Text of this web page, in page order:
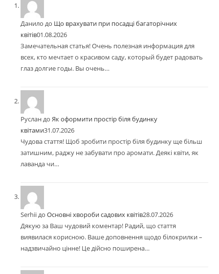
Данило до Що врахувати при посадці багаторічних
квітів01.08.2026
Замечательная статья! Очень полезная информация для
всех, кто мечтает о красивом саду, который будет радовать
глаз долгие годы. Вы очень…
Руслан доЯк оформити простір біля будинку
квітами31.07.2026
Чудова стаття! Щоб зробити простір біля будинку ще більш
затишним, раджу не забувати про аромати. Деякі квіти, як
лаванда чи…
SerhiiдоОсновні хвороби садових квітів28.07.2026
Дякую за Ваш чудовий коментар! Радий, що стаття
виявилася корисною. Ваше доповнення щодо білокрилки –
надзвичайно цінне! Це дійсно поширена…